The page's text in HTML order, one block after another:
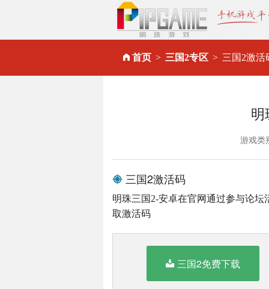
首页 三国2专区 三国2激活
明
游戏类
三国2激活码
明珠三国2-安卓在官网通过参与论
取激活码
三国2免费下载